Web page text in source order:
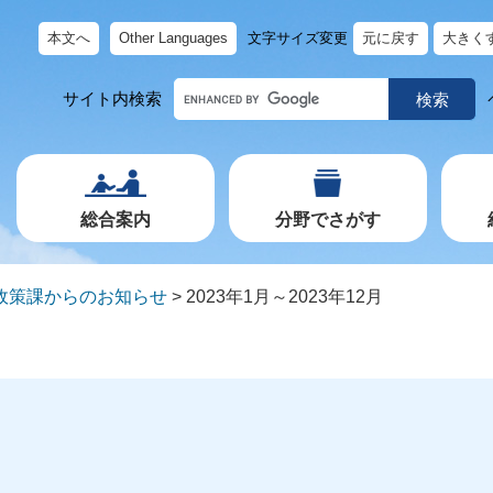
本文へ Other Languages 文字サイズ変更 元に戻す 大きく
サイト内検索
キ
ー
ワ
ド
総合案内 分野でさがす
策課からのお知らせ > 2023年1月～2023年12月